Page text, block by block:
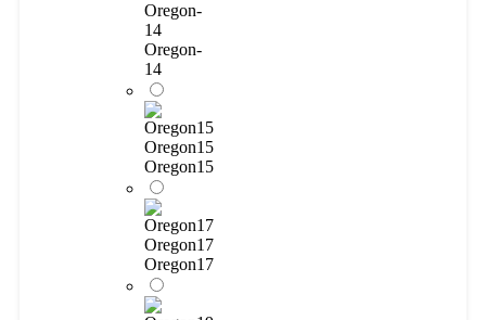
Oregon-
14
Oregon-
14
Oregon15
Oregon15
Oregon17
Oregon17